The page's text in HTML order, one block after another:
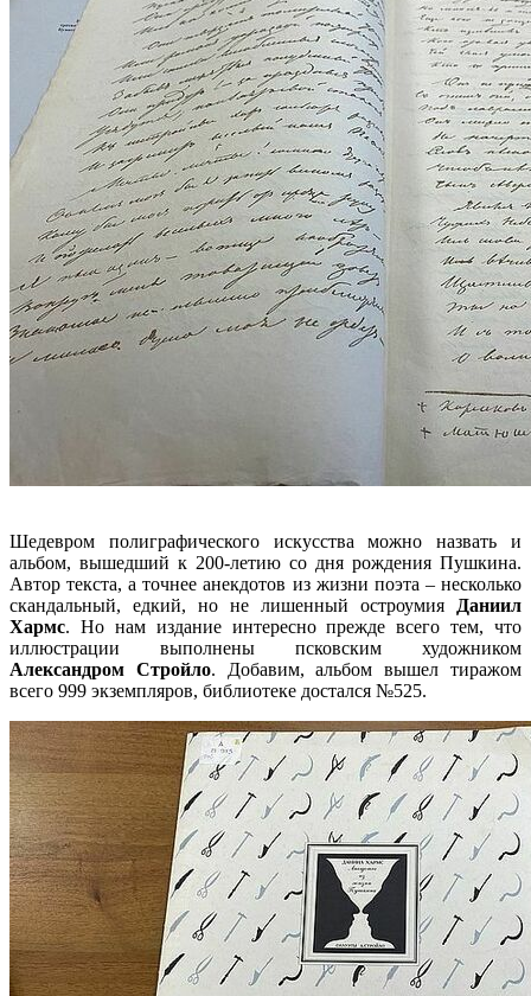
Шедевром полиграфического искусства можно назвать и
альбом, вышедший к 200-летию со дня рождения Пушкина.
Автор текста, а точнее анекдотов из жизни поэта – несколько
скандальный, едкий, но не лишенный остроумия
Даниил
Хармс. Но нам издание интересно прежде всего тем, что
иллюстрации выполнены псковским художником
Александром Стройло. Добавим, альбом вышел тиражом
всего 999 экземпляров, библиотеке достался №525.